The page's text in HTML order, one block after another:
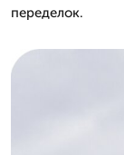
переделок.